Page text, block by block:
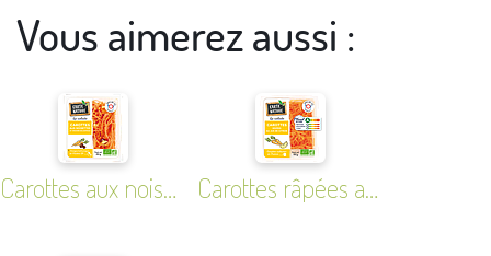
Vous aimerez aussi :
Carottes aux noisettes et vinaigre balsamique Carottes râpées au jus de citron